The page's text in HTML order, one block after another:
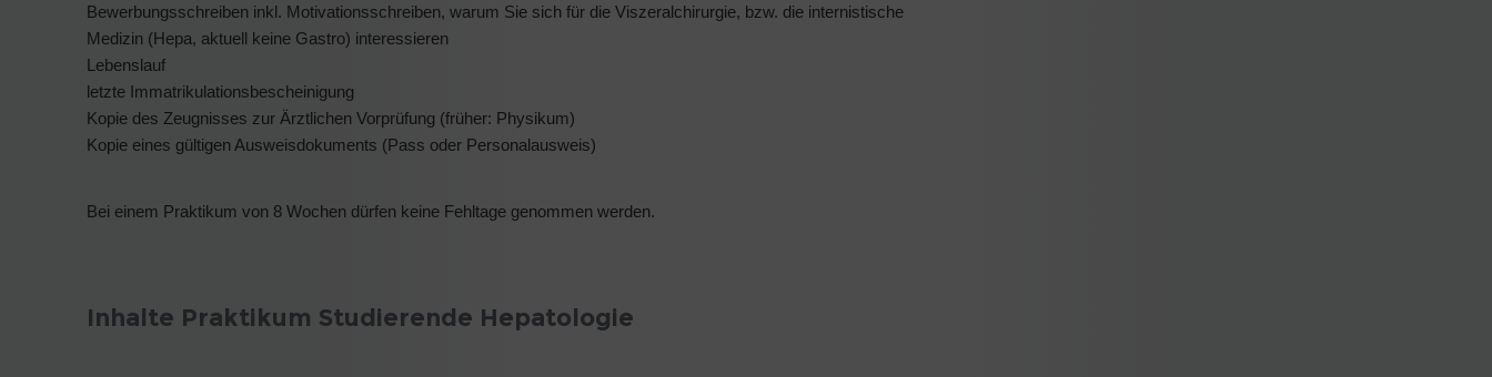
Bewerbungsschreiben inkl. Motivationsschreiben, warum Sie sich für die Viszeralchirurgie, bzw. die internistische
Medizin (Hepa, aktuell keine Gastro) interessieren
Lebenslauf
letzte Immatrikulationsbescheinigung
Kopie des Zeugnisses zur Ärztlichen Vorprüfung (früher: Physikum)
Kopie eines gültigen Ausweisdokuments (Pass oder Personalausweis)
Bei einem Praktikum von 8 Wochen dürfen keine Fehltage genommen werden.
Inhalte Praktikum Studierende Hepatologie